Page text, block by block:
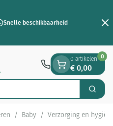
Snelle beschikbaarheid
Zoek
0 artikelen
€ 0,00
0
/ Baby / Verzorging en